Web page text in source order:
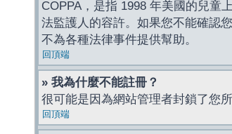
COPPA，是指 1998 年美國的兒童
法監護人的容許。如果您不能確認
不為各種法律事件提供幫助。
回頂端
» 我為什麼不能註冊？
很可能是因為網站管理者封鎖了您
回頂端